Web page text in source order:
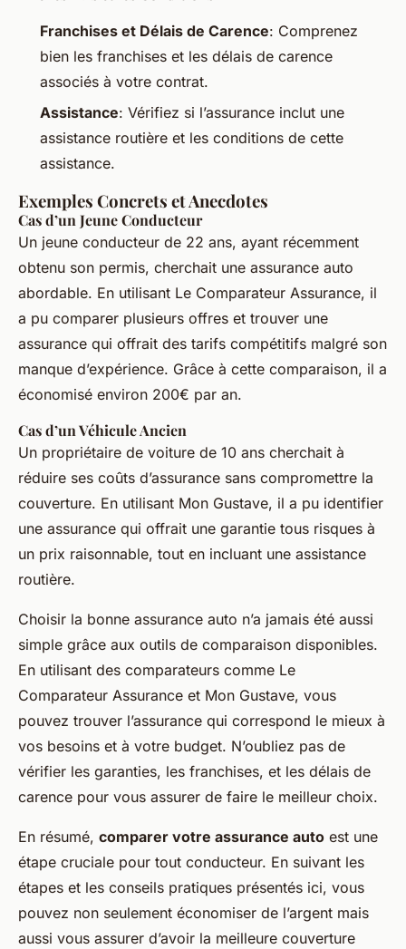
Franchises et Délais de Carence: Comprenez
bien les franchises et les délais de carence
associés à votre contrat.
Assistance: Vérifiez si l’assurance inclut une
assistance routière et les conditions de cette
assistance.
Exemples Concrets et Anecdotes
Cas d’un Jeune Conducteur
Un jeune conducteur de 22 ans, ayant récemment
obtenu son permis, cherchait une assurance auto
abordable. En utilisant Le Comparateur Assurance, il
a pu comparer plusieurs offres et trouver une
assurance qui offrait des tarifs compétitifs malgré son
manque d’expérience. Grâce à cette comparaison, il a
économisé environ 200€ par an.
Cas d’un Véhicule Ancien
Un propriétaire de voiture de 10 ans cherchait à
réduire ses coûts d’assurance sans compromettre la
couverture. En utilisant Mon Gustave, il a pu identifier
une assurance qui offrait une garantie tous risques à
un prix raisonnable, tout en incluant une assistance
routière.
Choisir la bonne assurance auto n’a jamais été aussi
simple grâce aux outils de comparaison disponibles.
En utilisant des comparateurs comme Le
Comparateur Assurance et Mon Gustave, vous
pouvez trouver l’assurance qui correspond le mieux à
vos besoins et à votre budget. N’oubliez pas de
vérifier les garanties, les franchises, et les délais de
carence pour vous assurer de faire le meilleur choix.
En résumé, comparer votre assurance auto est une
étape cruciale pour tout conducteur. En suivant les
étapes et les conseils pratiques présentés ici, vous
pouvez non seulement économiser de l’argent mais
aussi vous assurer d’avoir la meilleure couverture